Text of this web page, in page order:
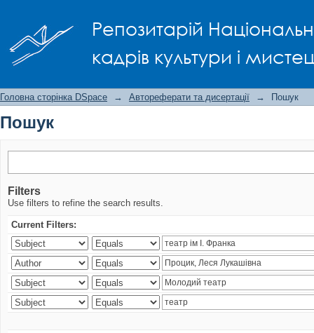
Репозитарій
кадрів культури і
Головна сторінка DSpace → Автореферати та дисертації → Пошук
Пошук
Filters
Use filters to refine the search results.
Current Filters: